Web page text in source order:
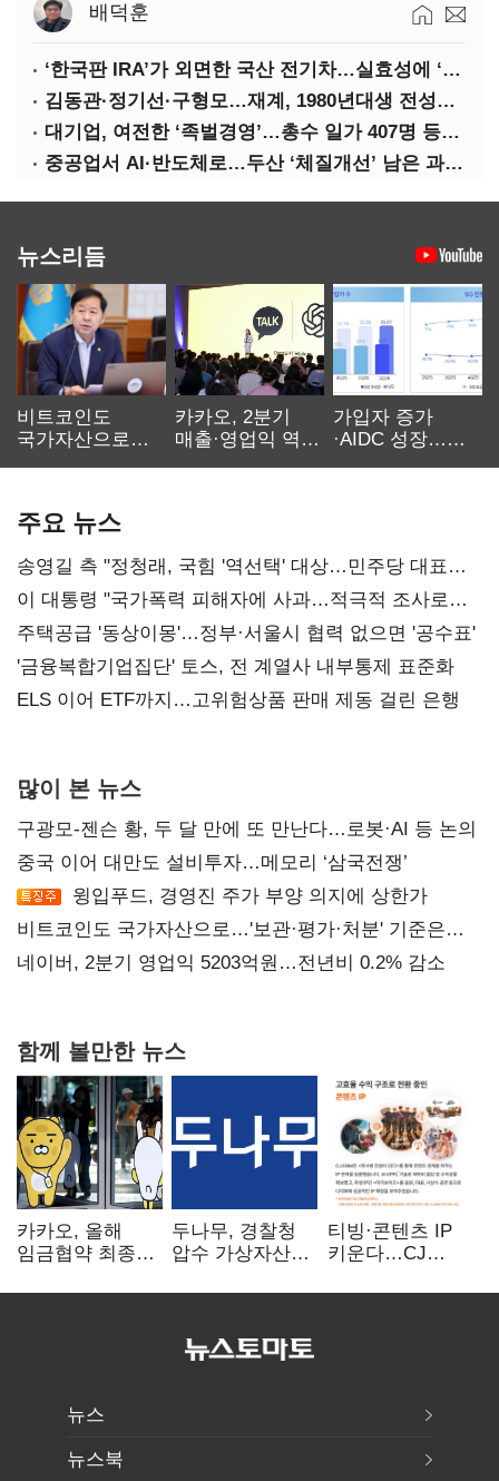
배덕훈
‘한국판 IRA’가 외면한 국산 전기차…실효성에 ‘의문’
김동관·정기선·구형모…재계, 1980년대생 전성시대
대기업, 여전한 ‘족벌경영’…총수 일가 407명 등기임원
중공업서 AI·반도체로…두산 ‘체질개선’ 남은 과제는
뉴스리듬
비트코인도
국가자산으로…'
카카오, 2분기
매출·영업익 역대
가입자 증가
·AIDC 성장…
주요 뉴스
송영길 측 "정청래, 국힘 '역선택' 대상…민주당 대표로
총선 지휘 못해"
이 대통령 "국가폭력 피해자에 사과…적극적 조사로
진실 밝혀야"
주택공급 '동상이몽'…정부·서울시 협력 없으면 '공수표'
'금융복합기업집단' 토스, 전 계열사 내부통제 표준화
ELS 이어 ETF까지…고위험상품 판매 제동 걸린 은행
많이 본 뉴스
구광모-젠슨 황, 두 달 만에 또 만난다…로봇·AI 등 논의
중국 이어 대만도 설비투자…메모리 ‘삼국전쟁’
윙입푸드, 경영진 주가 부양 의지에 상한가
비트코인도 국가자산으로…'보관·평가·처분' 기준은
숙제
네이버, 2분기 영업익 5203억원…전년비 0.2% 감소
함께 볼만한 뉴스
카카오, 올해
임금협약 최종
인상·격려금
두나무, 경찰청
압수 가상자산
커스터디 사업
티빙·콘텐츠 IP
키운다…CJ
글로벌 확장 가속
뉴스
뉴스북